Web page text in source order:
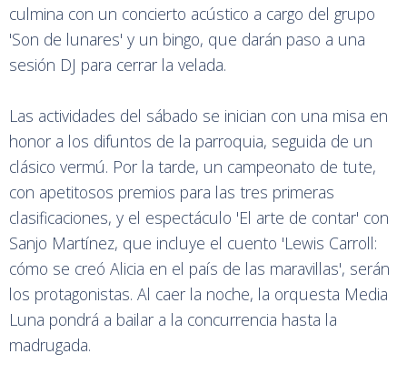
culmina con un concierto acústico a cargo del grupo
'Son de lunares' y un bingo, que darán paso a una
sesión DJ para cerrar la velada.
Las actividades del sábado se inician con una misa en
honor a los difuntos de la parroquia, seguida de un
clásico vermú. Por la tarde, un campeonato de tute,
con apetitosos premios para las tres primeras
clasificaciones, y el espectáculo 'El arte de contar' con
Sanjo Martínez, que incluye el cuento 'Lewis Carroll:
cómo se creó Alicia en el país de las maravillas', serán
los protagonistas. Al caer la noche, la orquesta Media
Luna pondrá a bailar a la concurrencia hasta la
madrugada.